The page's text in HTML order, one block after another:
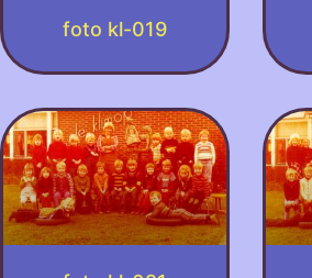
foto kl-019